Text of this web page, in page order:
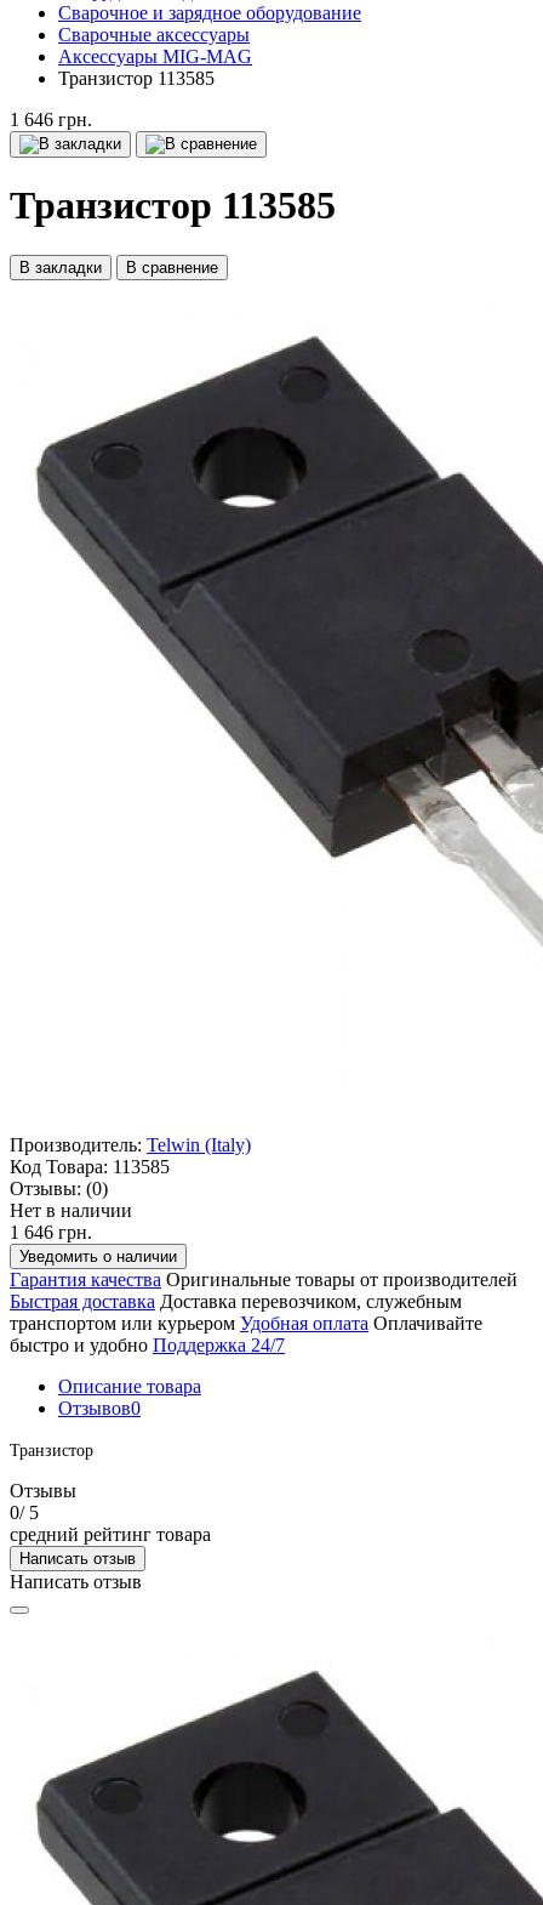
Сварочное и зарядное оборудование
Сварочные аксессуары
Аксессуары MIG-MAG
Транзистор 113585
1 646 грн.
Транзистор 113585
В закладки В сравнение
Производитель: Telwin (Italy)
Код Товара: 113585
Отзывы: (0)
Нет в наличии
1 646 грн.
Уведомить о наличии
Гарантия качества Оригинальные товары от производителей
Быстрая доставка Доставка перевозчиком, служебным
транспортом или курьером Удобная оплата Оплачивайте
быстро и удобно Поддержка 24/7
Описание товара
Отзывов0
Транзистор
Отзывы
0/ 5
средний рейтинг товара
Написать отзыв
Написать отзыв